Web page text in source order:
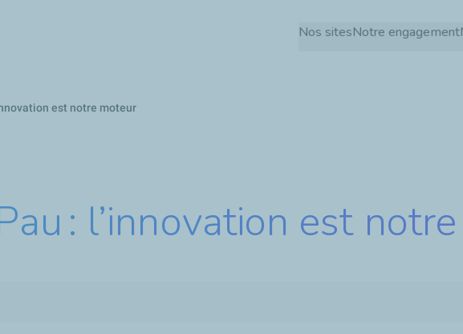
Nos sitesNotre engagement
est notre moteur
: l’innovation est